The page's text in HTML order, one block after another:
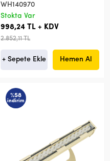
WH140970
Stokta Var
998,24 TL + KDV
2.852,11 TL
+ Sepete Ekle Hemen Al
%58
indirim